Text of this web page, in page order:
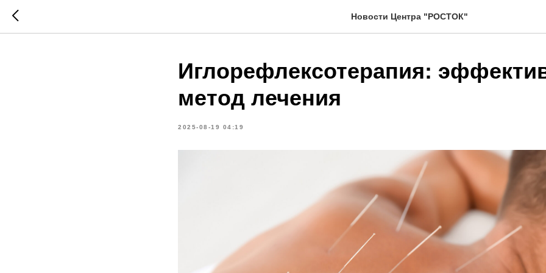
Новости Центра "РОСТОК"
Иглорефлексотерапия:
метод лечения
2025-08-19 04:19